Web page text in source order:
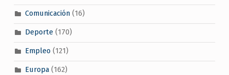
Comunicación(16)
Deporte(170)
Empleo (121)
Europa(162)